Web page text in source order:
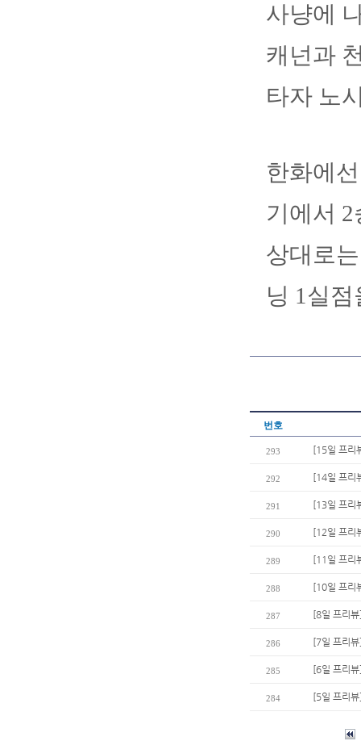
사냥에
캐넌과
타자 노
한화에
기에서
상대로
닝 1실
번호
293 [15일 프리
292 [14일 프리
291 [13일 프리
290 [12일 프리
289 [11일 프리
288 [10일 프리
287 [8일 프리
286 [7일 프리
285 [6일 프리
284 [5일 프리